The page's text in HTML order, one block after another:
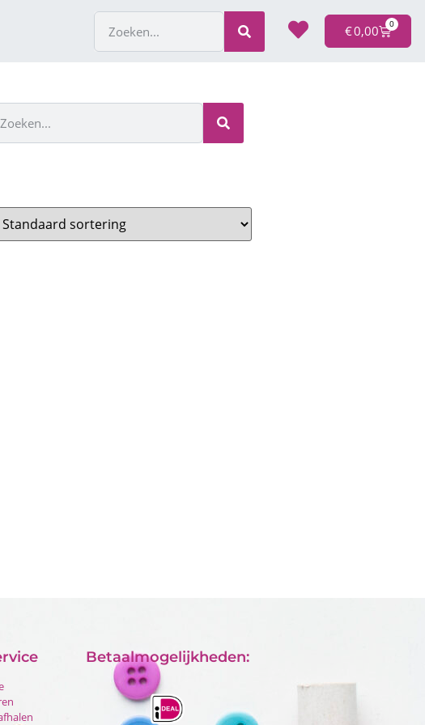
€0,00 0
Betaalmogelijkheden: